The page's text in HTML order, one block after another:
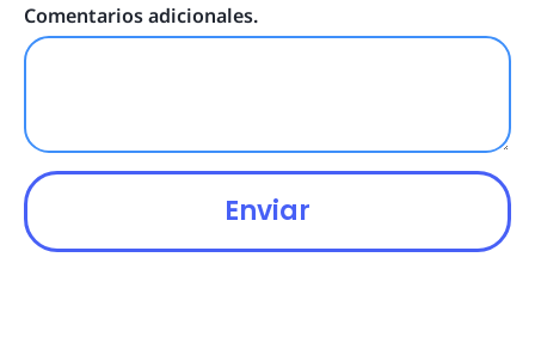
Comentarios adicionales.
Enviar